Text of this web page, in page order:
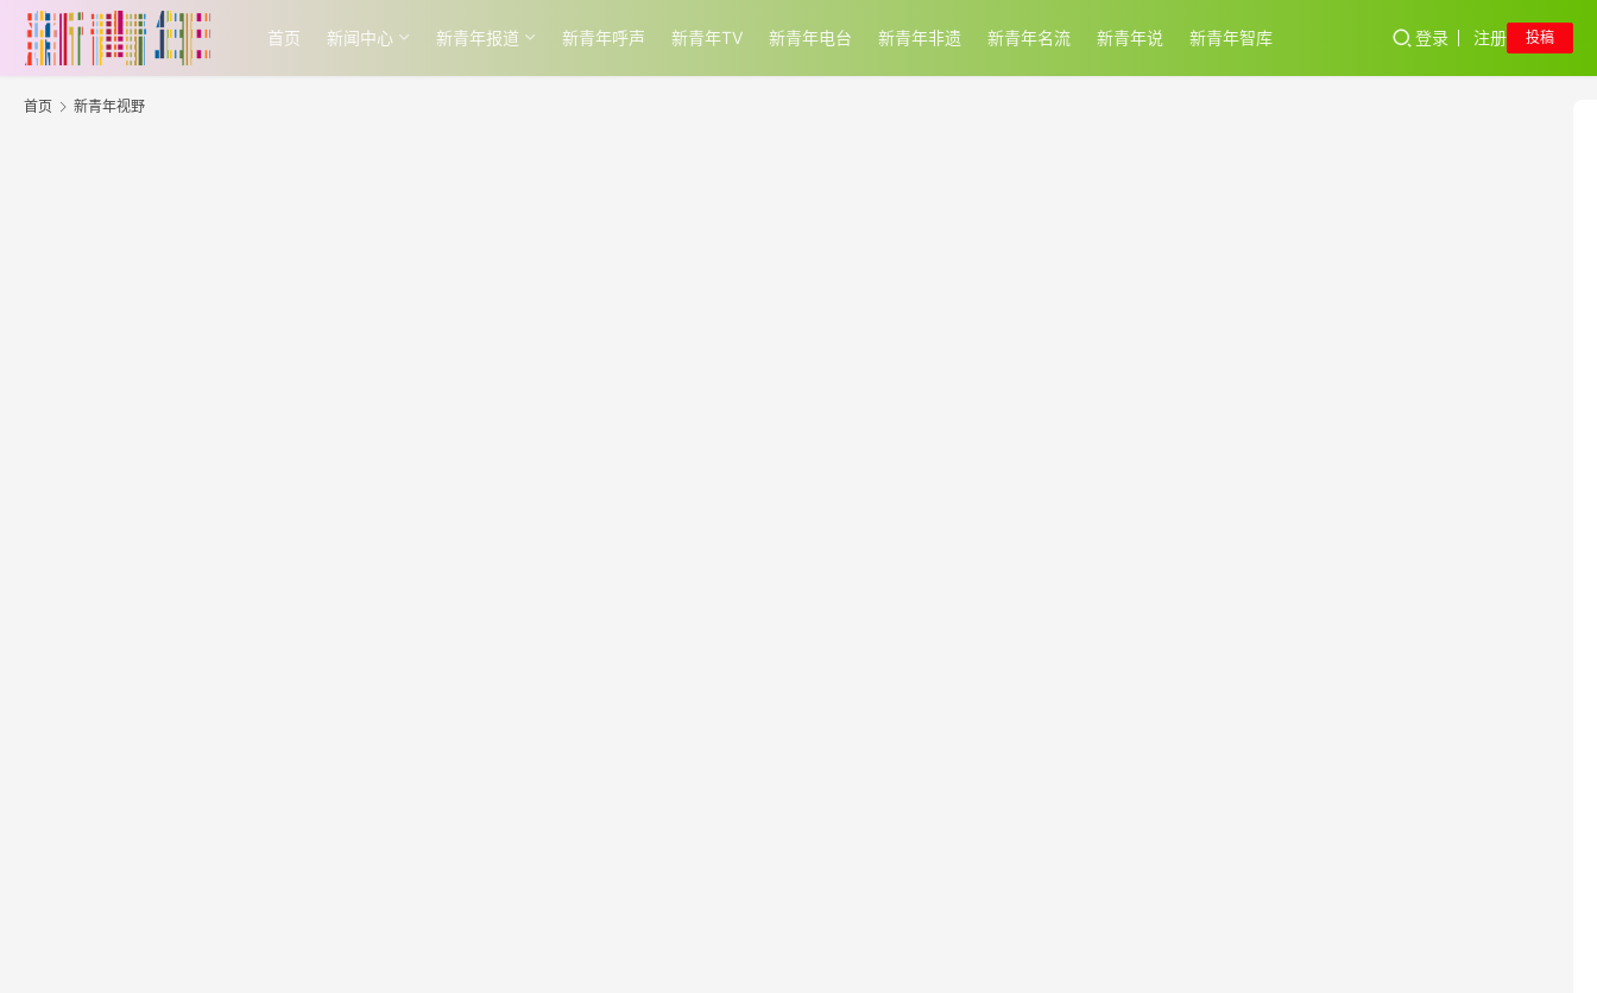
首页 新闻中心 新青年报道 新青年呼声 新青年TV 新青年电台 新青年非遗 新青年名流 新青年说 新青年智库 登录 注册 投稿
首页 新青年视野